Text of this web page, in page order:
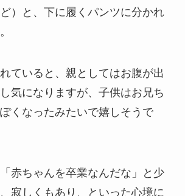
）と、下に履くパンツに分かれ
ていると、親としてはお腹が出
気になりますが、子供はお兄ち
くなったみたいで嬉しそうで
赤ちゃんを卒業なんだな」と少
寂しくもあり、といった心境に